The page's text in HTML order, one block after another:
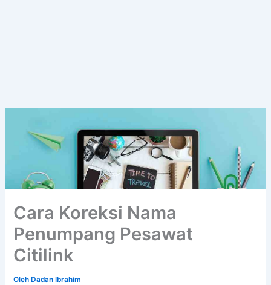
Cara Koreksi Nama
Penumpang Pesawat
Citilink
Oleh Dadan Ibrahim